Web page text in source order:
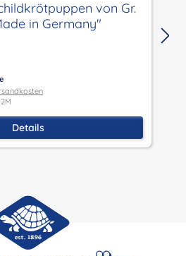
von Gr.
70 cm "Made in Germany"
Details